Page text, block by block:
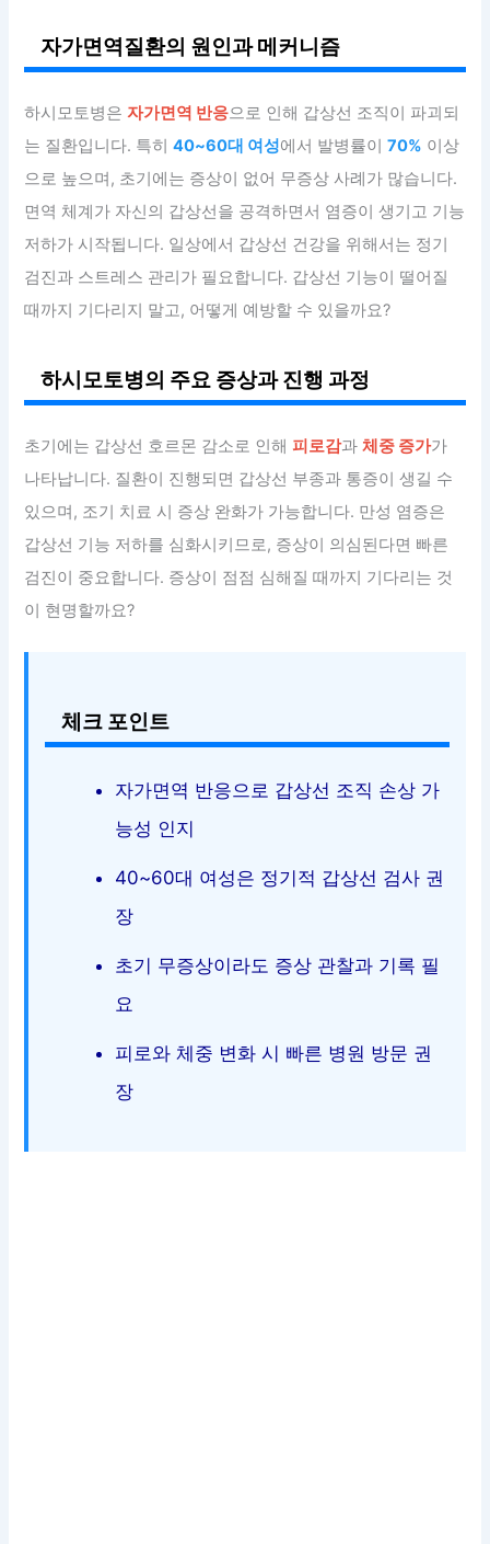
자가면역질환의 원인과 메커니즘
하시모토병은자가면역 반응으로 인해 갑상선 조직이 파괴되
는 질환입니다. 특히40~60대 여성에서 발병률이70% 이상
으로 높으며, 초기에는 증상이 없어 무증상 사례가 많습니다.
면역 체계가 자신의 갑상선을 공격하면서 염증이 생기고 기능
저하가 시작됩니다. 일상에서 갑상선 건강을 위해서는 정기
검진과 스트레스 관리가 필요합니다. 갑상선 기능이 떨어질
때까지 기다리지 말고, 어떻게 예방할 수 있을까요?
하시모토병의 주요 증상과 진행 과정
초기에는 갑상선 호르몬 감소로 인해피로감과체중 증가가
나타납니다. 질환이 진행되면 갑상선 부종과 통증이 생길 수
있으며, 조기 치료 시 증상 완화가 가능합니다. 만성 염증은
갑상선 기능 저하를 심화시키므로, 증상이 의심된다면 빠른
검진이 중요합니다. 증상이 점점 심해질 때까지 기다리는 것
이 현명할까요?
체크 포인트
자가면역 반응으로 갑상선 조직 손상 가
능성 인지
40~60대 여성은 정기적 갑상선 검사 권
장
초기 무증상이라도 증상 관찰과 기록 필
요
피로와 체중 변화 시 빠른 병원 방문 권
장